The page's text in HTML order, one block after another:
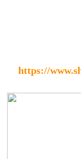
https://